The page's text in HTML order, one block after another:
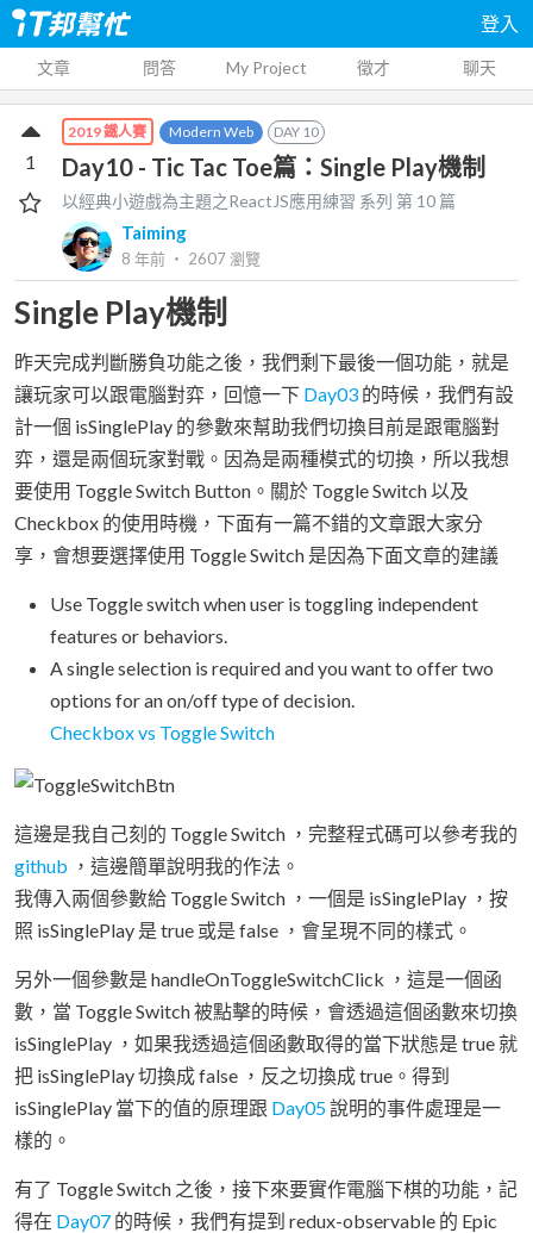
登入
文章 問答 My Project 徵才 聊天
2019 鐵人賽 Modern Web DAY 10
Day10 - Tic Tac Toe篇：Single Play機制
以經典小遊戲為主題之ReactJS應用練習 系列 第 10 篇
Taiming
8 年前 ‧ 2607瀏覽
1
Single Play機制
昨天完成判斷勝負功能之後，我們剩下最後一個功能，就是
讓玩家可以跟電腦對弈，回憶一下 Day03 的時候，我們有設
計一個 isSinglePlay 的參數來幫助我們切換目前是跟電腦對
弈，還是兩個玩家對戰。因為是兩種模式的切換，所以我想
要使用 Toggle Switch Button。關於 Toggle Switch 以及
Checkbox 的使用時機，下面有一篇不錯的文章跟大家分
享，會想要選擇使用 Toggle Switch 是因為下面文章的建議
Use Toggle switch when user is toggling independent
features or behaviors.
A single selection is required and you want to offer two
options for an on/off type of decision.
Checkbox vs Toggle Switch
這邊是我自己刻的 Toggle Switch ，完整程式碼可以參考我的
github ，這邊簡單說明我的作法。
我傳入兩個參數給 Toggle Switch ，一個是 isSinglePlay ，按
照 isSinglePlay 是 true 或是 false ，會呈現不同的樣式。
另外一個參數是 handleOnToggleSwitchClick ，這是一個函
數，當 Toggle Switch 被點擊的時候，會透過這個函數來切換
isSinglePlay ，如果我透過這個函數取得的當下狀態是 true 就
把 isSinglePlay 切換成 false ，反之切換成 true。得到
isSinglePlay 當下的值的原理跟 Day05說明的事件處理是一
樣的。
有了 Toggle Switch 之後，接下來要實作電腦下棋的功能，記
得在 Day07 的時候，我們有提到 redux-observable 的 Epic